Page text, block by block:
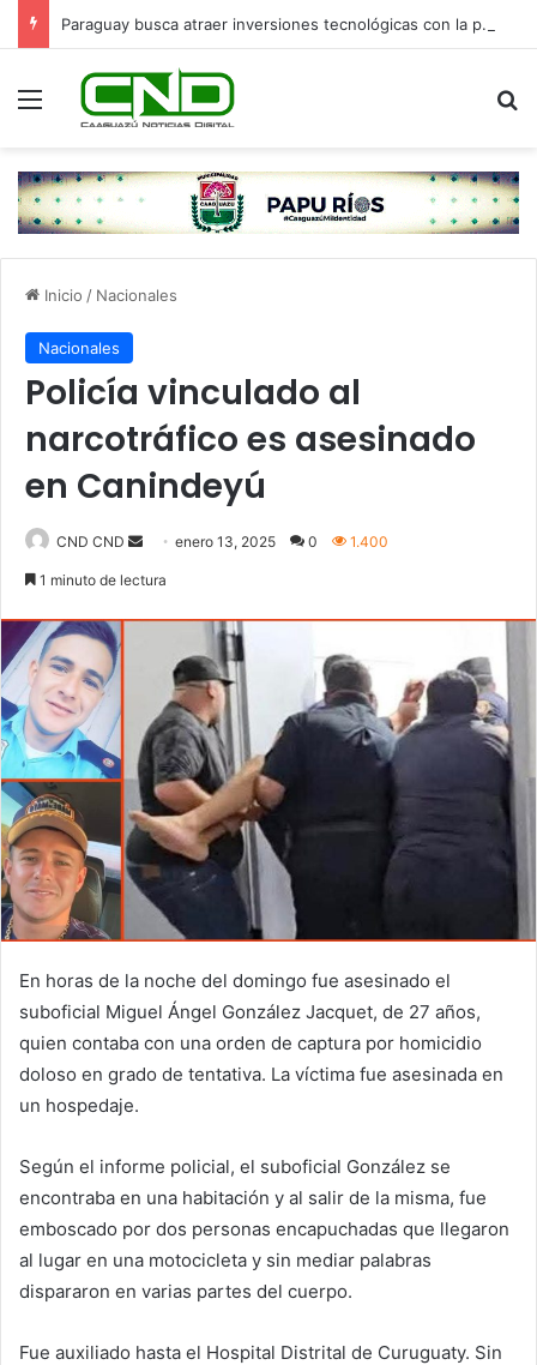
Paraguay busca atraer inversiones tecnológicas con la presencia de delegaciones de cuatro continentes
Menú
Inicio / Nacionales
Nacionales
Policía vinculado al
narcotráfico es asesinado
en Canindeyú
CND CND
Sendenero 13, 2025 0 1.400
1 minuto de lectura
En horas de la noche del domingo fue asesinado el
suboficial Miguel Ángel González Jacquet, de 27 años,
quien contaba con una orden de captura por homicidio
doloso en grado de tentativa. La víctima fue asesinada en
un hospedaje.
Según el informe policial, el suboficial González se
encontraba en una habitación y al salir de la misma, fue
emboscado por dos personas encapuchadas que llegaron
al lugar en una motocicleta y sin mediar palabras
dispararon en varias partes del cuerpo.
Fue auxiliado hasta el Hospital Distrital de Curuguaty. Sin